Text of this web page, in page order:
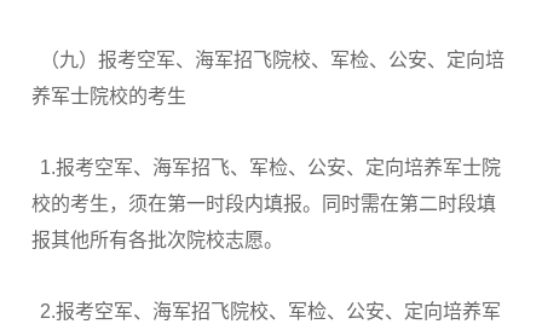
（九）报考空军、海军招飞院校、军检、公安、定向培
养军士院校的考生
1.报考空军、海军招飞、军检、公安、定向培养军士院
校的考生，须在第一时段内填报。同时需在第二时段填
报其他所有各批次院校志愿。
2.报考空军、海军招飞院校、军检、公安、定向培养军